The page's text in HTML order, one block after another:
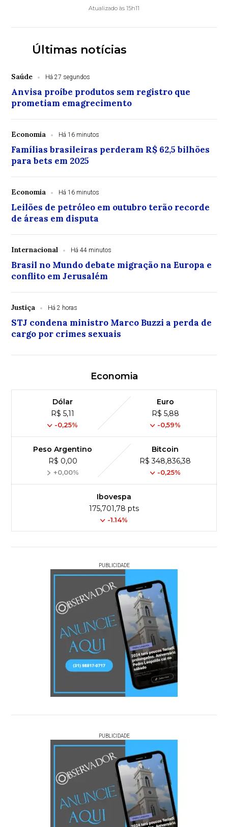
Atualizado às 15h11
Últimas notícias
Saúde Há 27 segundos
Anvisa proíbe produtos sem registro que
prometiam emagrecimento
Economia Há 16 minutos
Famílias brasileiras perderam R$ 62,5 bilhões
para bets em 2025
Economia Há 16 minutos
Leilões de petróleo em outubro terão recorde
de áreas em disputa
Internacional Há 44 minutos
Brasil no Mundo debate migração na Europa e
conflito em Jerusalém
Justiça Há 2 horas
STJ condena ministro Marco Buzzi a perda de
cargo por crimes sexuais
Economia
Dólar
R$ 5,11
-0,25%
Euro
R$ 5,88
-0,59%
Peso Argentino
R$ 0,00
+0,00%
Bitcoin
R$ 348,836,38
-0,25%
Ibovespa
175,701,78 pts
-1.14%
PUBLICIDADE
PUBLICIDADE